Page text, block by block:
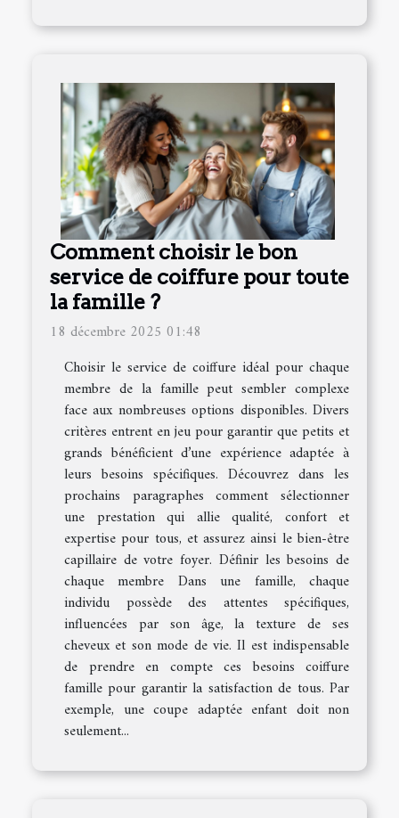
Comment choisir le bon
service de coiffure pour toute
la famille ?
18 décembre 2025 01:48
Choisir le service de coiffure idéal pour chaque
membre de la famille peut sembler complexe
face aux nombreuses options disponibles. Divers
critères entrent en jeu pour garantir que petits et
grands bénéficient d’une expérience adaptée à
leurs besoins spécifiques. Découvrez dans les
prochains paragraphes comment sélectionner
une prestation qui allie qualité, confort et
expertise pour tous, et assurez ainsi le bien-être
capillaire de votre foyer. Définir les besoins de
chaque membre Dans une famille, chaque
individu possède des attentes spécifiques,
influencées par son âge, la texture de ses
cheveux et son mode de vie. Il est indispensable
de prendre en compte ces besoins coiffure
famille pour garantir la satisfaction de tous. Par
exemple, une coupe adaptée enfant doit non
seulement...